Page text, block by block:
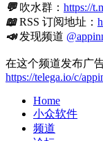
💬吹水群： https://
📖RSS 订阅地址：
📣发现频道
在这个频道发布广
https://telega.io/c/
Home
小众软件
频道